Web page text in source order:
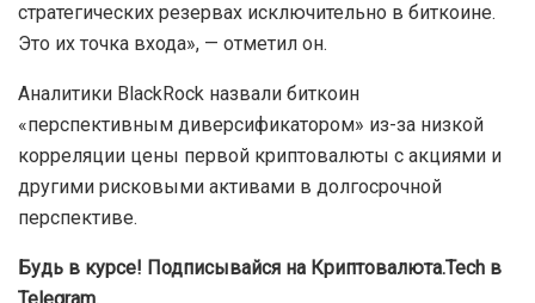
Основатель Cardano Чарльз Хоскинсон считает, что
ближайших двух лет на фоне притока инвестиций и
включения монеты в государственные резервы.
«Насколько бы хороши ни были Ethereum, Solana и
Cardano, давайте честно признаем: власти говорят о
Это их точка входа», — отметил он.